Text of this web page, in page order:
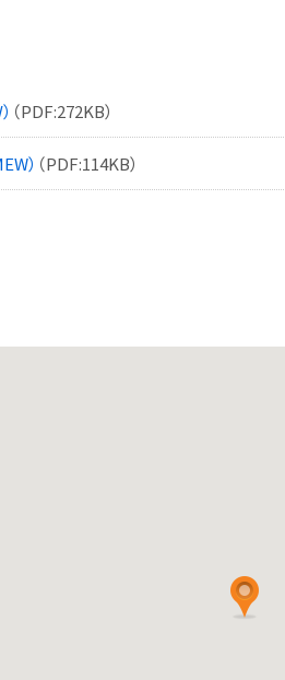
（PDF:272KB）
） （PDF:114KB）